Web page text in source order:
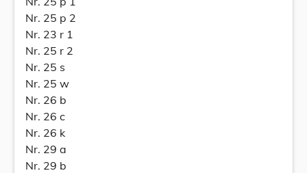
Nr. 25 p 2
Nr. 23 r 1
Nr. 25 r 2
Nr. 25 s
Nr. 25 w
Nr. 26 b
Nr. 26 c
Nr. 26 k
Nr. 29 a
Nr. 29 b